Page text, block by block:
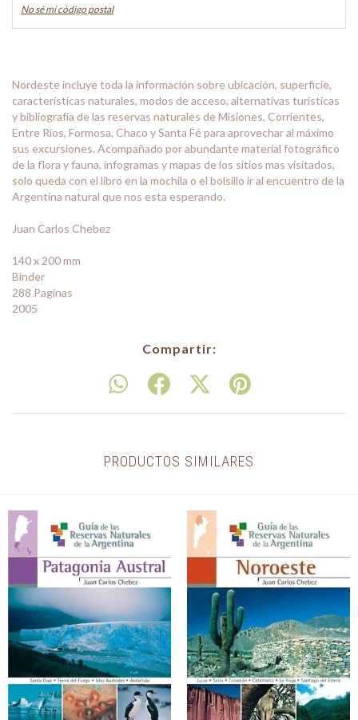
No sé mi código postal
Nordeste incluye toda la información sobre ubicación, superficie,
características naturales, modos de acceso, alternativas turísticas
y bibliografía de las reservas naturales de Misiones, Corrientes,
Entre Rios, Formosa, Chaco y Santa Fé para aprovechar al máximo
sus excursiones. Acompañado por abundante material fotográfico
de la flora y fauna, infogramas y mapas de los sitios mas visitados,
solo queda con el libro en la mochila o el bolsillo ir al encuentro de la
Argentina natural que nos esta esperando.
Juan Carlos Chebez
140 x 200 mm
Binder
288 Paginas
2005
Compartir:
PRODUCTOS SIMILARES